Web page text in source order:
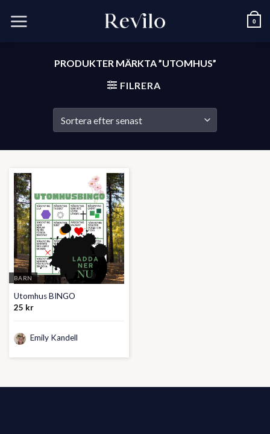
0
PRODUKTER MÄRKTA ”UTOMHUS”
FILRERA
BARN
Utomhus BINGO
25 kr
Emily Kandell